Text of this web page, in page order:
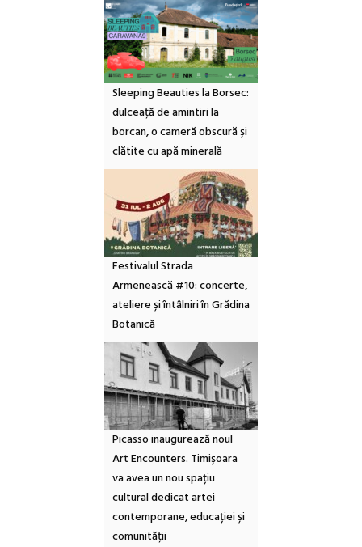
Sleeping Beauties la Borsec:
dulceață de amintiri la
borcan, o cameră obscură și
clătite cu apă minerală
Festivalul Strada
Armenească #10: concerte,
ateliere și întâlniri în Grădina
Botanică
Picasso inaugurează noul
Art Encounters. Timișoara
va avea un nou spațiu
cultural dedicat artei
contemporane, educației și
comunității